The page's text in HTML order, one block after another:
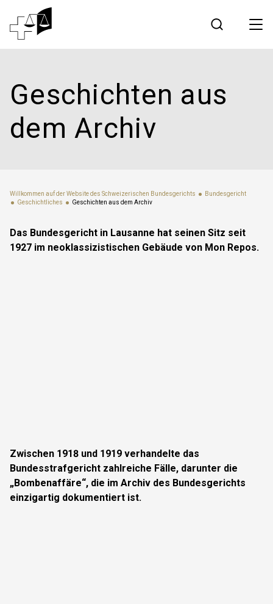
Elektronischer Verkehr
Bundesgericht
Arbeiten am Bundesgericht
Geschichten aus
dem Archiv
Willkommen auf der Website des Schweizerischen Bundesgerichts
Bundesgericht
Geschichtliches
Geschichten aus dem Archiv
Das Bundesgericht in Lausanne hat seinen Sitz seit
1927 im neoklassizistischen Gebäude von Mon Repos.
Zwischen 1918 und 1919 verhandelte das
Bundesstrafgericht zahlreiche Fälle, darunter die
„Bombenaffäre“, die im Archiv des Bundesgerichts
einzigartig dokumentiert ist.